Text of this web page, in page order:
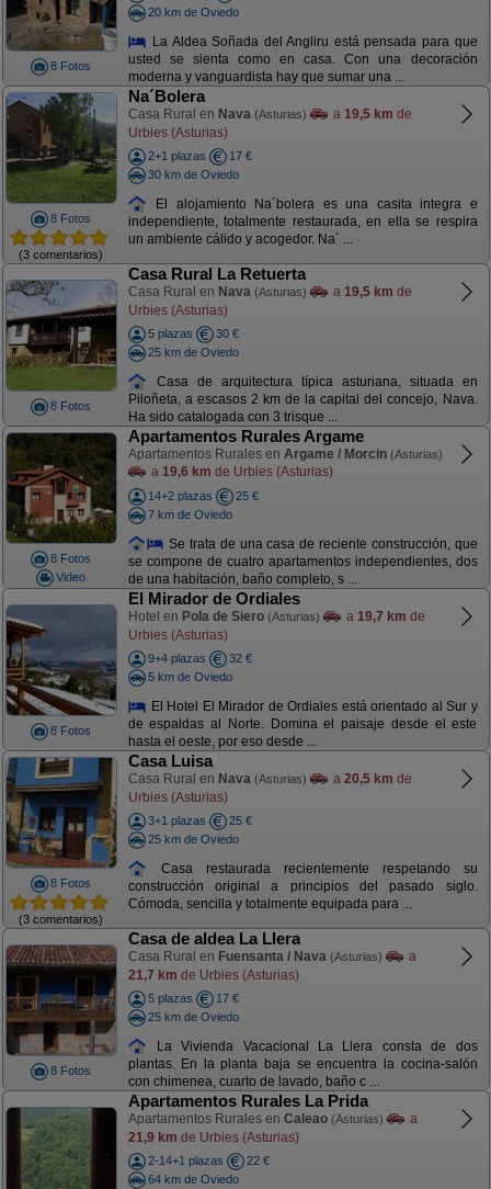
8 Fotos
20 km de Oviedo
La Aldea Soñada del Angliru está pensada para que
usted se sienta como en casa. Con una decoración
moderna y vanguardista hay que sumar una ...
8 Fotos
(3 comentarios)
Na´Bolera
Casa Rural en Nava (Asturias) a 19,5 km de
Urbies (Asturias)
2+1 plazas
17 €
30 km de Oviedo
El alojamiento Na´bolera es una casita integra e
independiente, totalmente restaurada, en ella se respira
un ambiente cálido y acogedor. Na´ ...
8 Fotos
Casa Rural La Retuerta
Casa Rural en Nava (Asturias) a 19,5 km de
Urbies (Asturias)
5 plazas
30 €
25 km de Oviedo
Casa de arquitectura típica asturiana, situada en
Piloñeta, a escasos 2 km de la capital del concejo, Nava.
Ha sido catalogada con 3 trisque ...
8 Fotos
Video
Apartamentos Rurales Argame
Apartamentos Rurales en Argame / Morcin (Asturias)
a 19,6 km de Urbies (Asturias)
14+2 plazas
25 €
7 km de Oviedo
Se trata de una casa de reciente construcción, que
se compone de cuatro apartamentos independientes, dos
de una habitación, baño completo, s ...
8 Fotos
El Mirador de Ordiales
Hotel en Pola de Siero (Asturias) a 19,7 km de
Urbies (Asturias)
9+4 plazas
32 €
5 km de Oviedo
El Hotel El Mirador de Ordiales está orientado al Sur y
de espaldas al Norte. Domina el paisaje desde el este
hasta el oeste, por eso desde ...
8 Fotos
(3 comentarios)
Casa Luisa
Casa Rural en Nava (Asturias) a 20,5 km de
Urbies (Asturias)
3+1 plazas
25 €
25 km de Oviedo
Casa restaurada recientemente respetando su
construcción original a principios del pasado siglo.
Cómoda, sencilla y totalmente equipada para ...
8 Fotos
Casa de aldea La Llera
Casa Rural en Fuensanta / Nava (Asturias)
a
21,7 km de Urbies (Asturias)
5 plazas
17 €
25 km de Oviedo
La Vivienda Vacacional La Llera consta de dos
plantas. En la planta baja se encuentra la cocina-salón
con chimenea, cuarto de lavado, baño c ...
Apartamentos Rurales La Prida
Apartamentos Rurales en Caleao (Asturias)
a
21,9 km de Urbies (Asturias)
2-14+1 plazas
22 €
64 km de Oviedo